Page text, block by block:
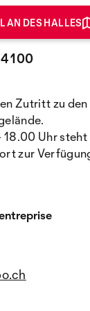
DES HALLES
100
Zutritt zu
Uhr steht
zur